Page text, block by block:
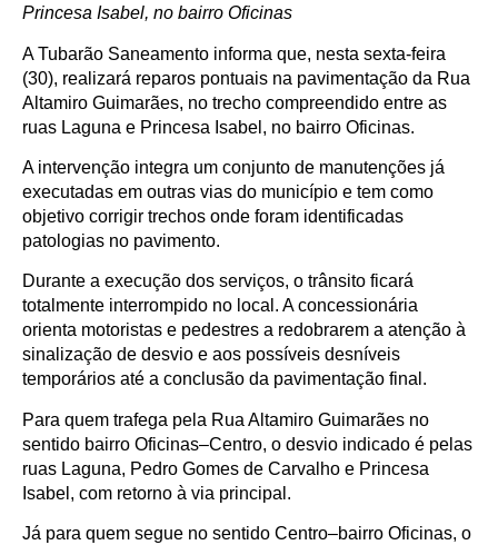
Princesa Isabel, no bairro Oficinas
A Tubarão Saneamento informa que, nesta sexta-feira
(30), realizará reparos pontuais na pavimentação da Rua
Altamiro Guimarães, no trecho compreendido entre as
ruas Laguna e Princesa Isabel, no bairro Oficinas.
A intervenção integra um conjunto de manutenções já
executadas em outras vias do município e tem como
objetivo corrigir trechos onde foram identificadas
patologias no pavimento.
Durante a execução dos serviços, o trânsito ficará
totalmente interrompido no local. A concessionária
orienta motoristas e pedestres a redobrarem a atenção à
sinalização de desvio e aos possíveis desníveis
temporários até a conclusão da pavimentação final.
Para quem trafega pela Rua Altamiro Guimarães no
sentido bairro Oficinas–Centro, o desvio indicado é pelas
ruas Laguna, Pedro Gomes de Carvalho e Princesa
Isabel, com retorno à via principal.
Já para quem segue no sentido Centro–bairro Oficinas, o